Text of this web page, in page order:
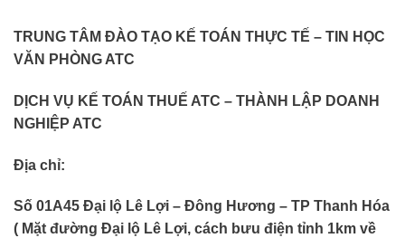
TRUNG TÂM ĐÀO TẠO KẾ TOÁN THỰC TẾ – TIN HỌC
VĂN PHÒNG ATC
DỊCH VỤ KẾ TOÁN THUẾ ATC – THÀNH LẬP DOANH
NGHIỆP ATC
Địa chỉ:
Số 01A45 Đại lộ Lê Lợi – Đông Hương – TP Thanh Hóa
( Mặt đường Đại lộ Lê Lợi, cách bưu điện tỉnh 1km về